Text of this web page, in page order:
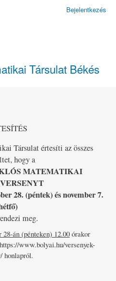
Bejelentkezés
Társulat Békés
Társulat értesíti az összes
hogy a
MATEMATIKAI
28. (péntek) és november 7.
meg.
28-án (pénteken) 12.00 órakor
www.bolyai.hu/versenyek-
honlapról.